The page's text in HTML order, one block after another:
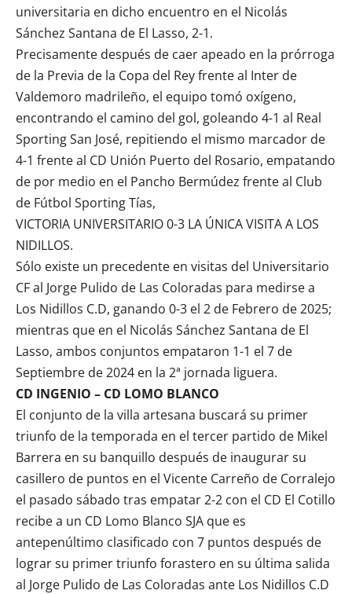
universitaria en dicho encuentro en el Nicolás
Sánchez Santana de El Lasso, 2-1.
Precisamente después de caer apeado en la prórroga
de la Previa de la Copa del Rey frente al Inter de
Valdemoro madrileño, el equipo tomó oxígeno,
encontrando el camino del gol, goleando 4-1 al Real
Sporting San José, repitiendo el mismo marcador de
4-1 frente al CD Unión Puerto del Rosario, empatando
de por medio en el Pancho Bermúdez frente al Club
de Fútbol Sporting Tías,
VICTORIA UNIVERSITARIO 0-3 LA ÚNICA VISITA A LOS
NIDILLOS.
Sólo existe un precedente en visitas del Universitario
CF al Jorge Pulido de Las Coloradas para medirse a
Los Nidillos C.D, ganando 0-3 el 2 de Febrero de 2025;
mientras que en el Nicolás Sánchez Santana de El
Lasso, ambos conjuntos empataron 1-1 el 7 de
Septiembre de 2024 en la 2ª jornada liguera.
CD INGENIO – CD LOMO BLANCO
El conjunto de la villa artesana buscará su primer
triunfo de la temporada en el tercer partido de Mikel
Barrera en su banquillo después de inaugurar su
casillero de puntos en el Vicente Carreño de Corralejo
el pasado sábado tras empatar 2-2 con el CD El Cotillo
recibe a un CD Lomo Blanco SJA que es
antepenúltimo clasificado con 7 puntos después de
lograr su primer triunfo forastero en su última salida
al Jorge Pulido de Las Coloradas ante Los Nidillos C.D